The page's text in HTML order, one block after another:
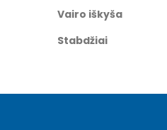
Vairo iškyša
Stabdžiai